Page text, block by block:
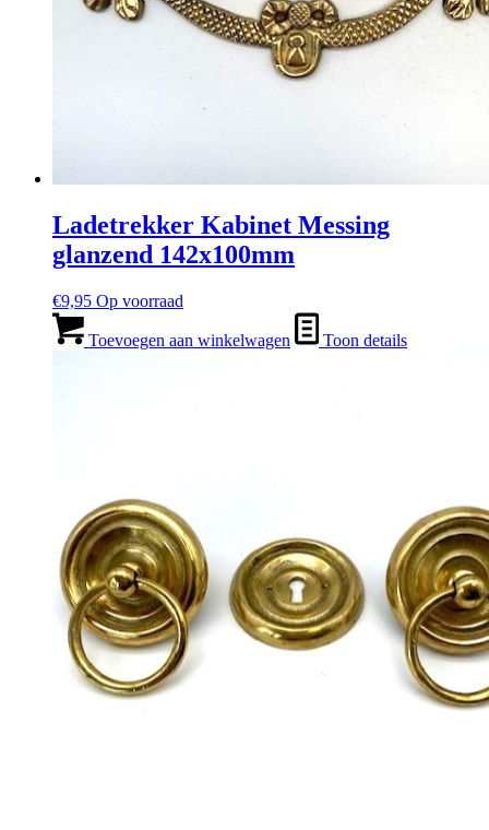
Ladetrekker Kabinet Messing
glanzend 142x100mm
€9,95 Op voorraad
Toevoegen aan winkelwagen Toon details